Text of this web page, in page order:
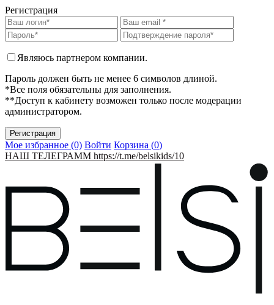
Регистрация
Являюсь партнером компании.
Пароль должен быть не менее 6 символов длиной.
*Все поля обязательны для заполнения.
**Доступ к кабинету возможен только после модерации
администратором.
Мое избранное (0) Войти Корзина (0)
НАШ ТЕЛЕГРАММ https://t.me/belsikids/10